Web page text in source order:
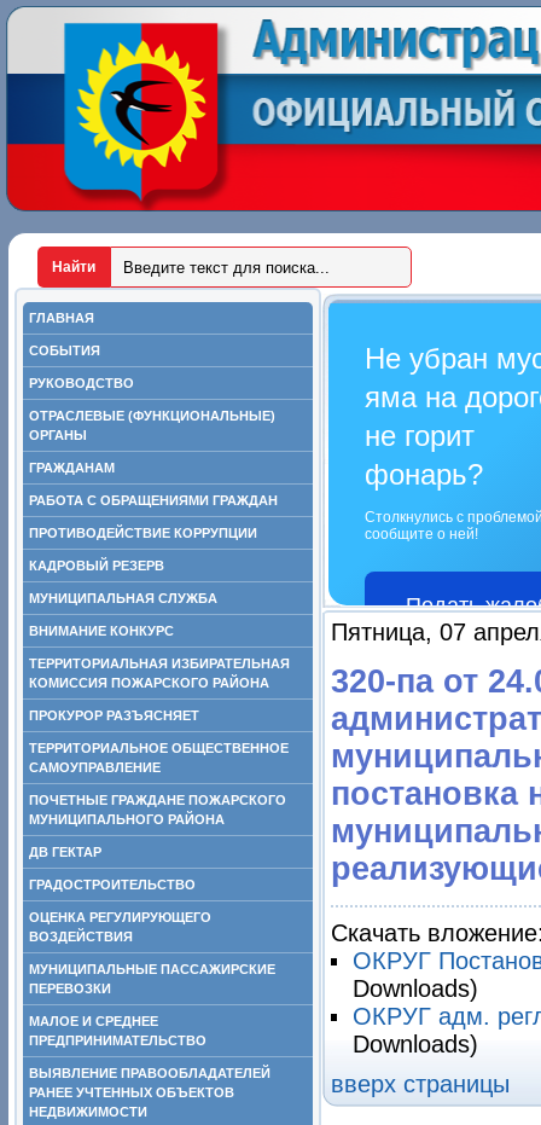
ГЛАВНАЯ
СОБЫТИЯ
РУКОВОДСТВО
ОТРАСЛЕВЫЕ (ФУНКЦИОНАЛЬНЫЕ)
ОРГАНЫ
ГРАЖДАНАМ
РАБОТА С ОБРАЩЕНИЯМИ ГРАЖДАН
ПРОТИВОДЕЙСТВИЕ КОРРУПЦИИ
КАДРОВЫЙ РЕЗЕРВ
МУНИЦИПАЛЬНАЯ СЛУЖБА
ВНИМАНИЕ КОНКУРС
ТЕРРИТОРИАЛЬНАЯ ИЗБИРАТЕЛЬНАЯ
КОМИССИЯ ПОЖАРСКОГО РАЙОНА
ПРОКУРОР РАЗЪЯСНЯЕТ
ТЕРРИТОРИАЛЬНОЕ ОБЩЕСТВЕННОЕ
САМОУПРАВЛЕНИЕ
ПОЧЕТНЫЕ ГРАЖДАНЕ ПОЖАРСКОГО
МУНИЦИПАЛЬНОГО РАЙОНА
ДВ ГЕКТАР
ГРАДОСТРОИТЕЛЬСТВО
ОЦЕНКА РЕГУЛИРУЮЩЕГО
ВОЗДЕЙСТВИЯ
МУНИЦИПАЛЬНЫЕ ПАССАЖИРСКИЕ
ПЕРЕВОЗКИ
МАЛОЕ И СРЕДНЕЕ
ПРЕДПРИНИМАТЕЛЬСТВО
ВЫЯВЛЕНИЕ ПРАВООБЛАДАТЕЛЕЙ
РАНЕЕ УЧТЕННЫХ ОБЪЕКТОВ
НЕДВИЖИМОСТИ
Не убран
яма на
не горит
фонарь?
Столкнулись с
сообщите о ней!
Подать
Пятница, 07
320-па от
постановка
Скачать
ОКРУГ
Downloads)
ОКРУГ адм.
Downloads)
вверх страницы